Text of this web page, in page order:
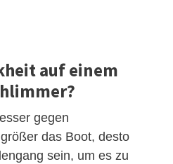
auf einem
gegen
das Boot, desto
sein, um es zu